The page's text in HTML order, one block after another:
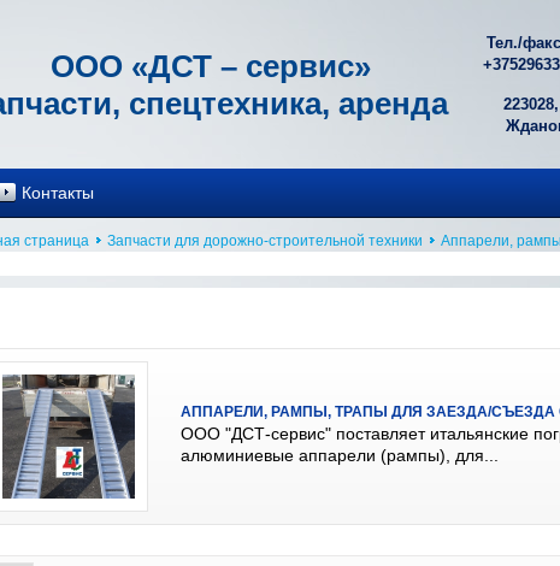
Контакты
Тел./
+
ООО «ДСТ – сервис»
спецтехника, аренда
страница Запчасти для дорожно-строительной техники Аппарели,
АППАРЕЛИ, РАМПЫ, ТРАПЫ ДЛЯ ЗАЕЗДА/СЪЕЗДА
ООО "ДСТ-сервис" поставляет итальянские
алюминиевые аппарели (рампы), для...